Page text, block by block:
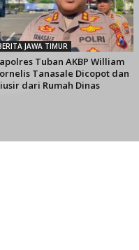
JAWA TIMUR
Tuban AKBP William
Tanasale Dicopot dan
dari Rumah Dinas